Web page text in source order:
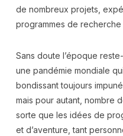
de nombreux projets,
programmes de
Sans doute l’époque
une pandémie mondiale
bondissant toujours
mais pour autant, nombre
sorte que les idées de
et d’aventure, tant